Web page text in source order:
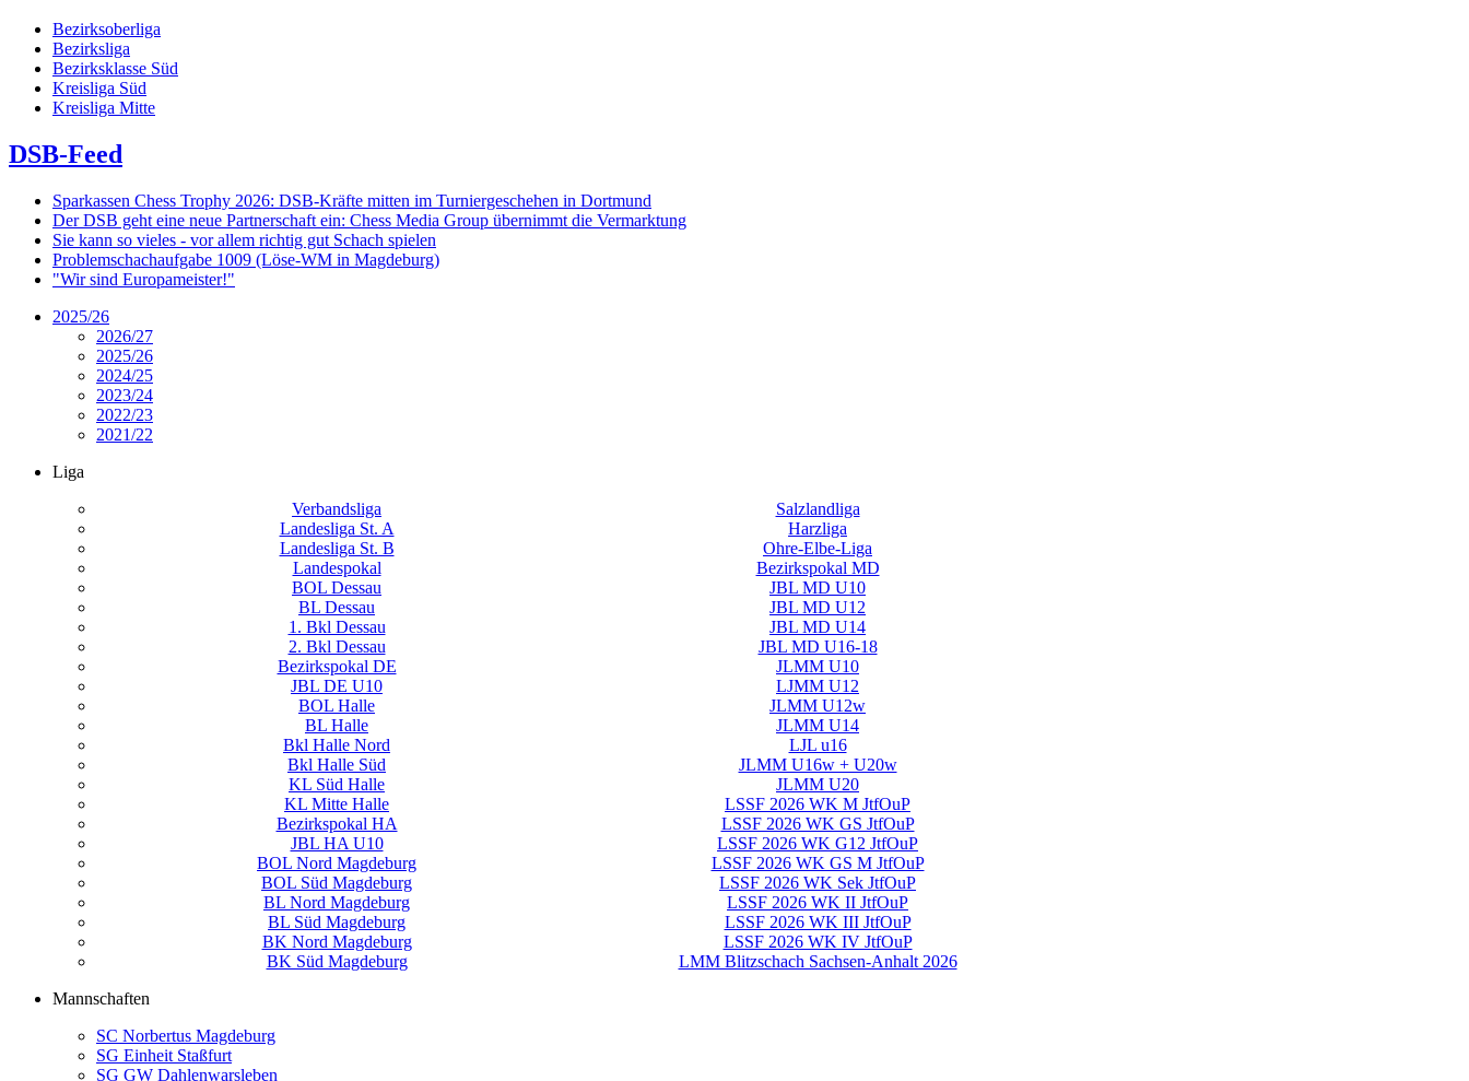
Bezirksoberliga
Bezirksliga
Bezirksklasse Süd
Kreisliga Süd
Kreisliga Mitte
DSB-Feed
Sparkassen Chess Trophy 2026: DSB-Kräfte mitten im Turniergeschehen in Dortmund
Der DSB geht eine neue Partnerschaft ein: Chess Media Group übernimmt die Vermarktung
Sie kann so vieles - vor allem richtig gut Schach spielen
Problemschachaufgabe 1009 (Löse-WM in Magdeburg)
"Wir sind Europameister!"
2025/26
2026/27
2025/26
2024/25
2023/24
2022/23
2021/22
Liga
Verbandsliga
Salzlandliga
Landesliga St. A
Harzliga
Landesliga St. B
Ohre-Elbe-Liga
Landespokal
Bezirkspokal MD
BOL Dessau
JBL MD U10
BL Dessau
JBL MD U12
1. Bkl Dessau
JBL MD U14
2. Bkl Dessau
JBL MD U16-18
Bezirkspokal DE
JLMM U10
JBL DE U10
LJMM U12
BOL Halle
JLMM U12w
BL Halle
JLMM U14
Bkl Halle Nord
LJL u16
Bkl Halle Süd
JLMM U16w + U20w
KL Süd Halle
JLMM U20
KL Mitte Halle
LSSF 2026 WK M JtfOuP
Bezirkspokal HA
LSSF 2026 WK GS JtfOuP
JBL HA U10
LSSF 2026 WK G12 JtfOuP
BOL Nord Magdeburg
LSSF 2026 WK GS M JtfOuP
BOL Süd Magdeburg
LSSF 2026 WK Sek JtfOuP
BL Nord Magdeburg
LSSF 2026 WK II JtfOuP
BL Süd Magdeburg
LSSF 2026 WK III JtfOuP
BK Nord Magdeburg
LSSF 2026 WK IV JtfOuP
BK Süd Magdeburg
LMM Blitzschach Sachsen-Anhalt 2026
Mannschaften
SC Norbertus Magdeburg
SG Einheit Staßfurt
SG GW Dahlenwarsleben